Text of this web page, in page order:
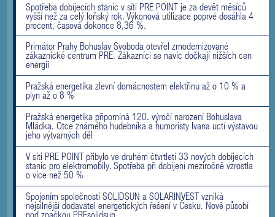
Spotřeba dobíjecích stanic v síti PRE POINT je za devět měsíců
vyšší než za celý loňský rok. Výkonová utilizace poprvé dosáhla 4
procent, časová dokonce 8,36 %.
Primátor Prahy Bohuslav Svoboda otevřel zmodernizované
zákaznické centrum PRE. Zákazníci se navíc dočkají nižších cen
energií
Pražská energetika zlevní domácnostem elektřinu až o 10 % a
plyn až o 8 %
Pražská energetika připomíná 120. výročí narození Bohuslava
Mládka. Otce známého hudebníka a humoristy Ivana uctí výstavou
jeho výtvarných děl
V síti PRE POINT přibylo ve druhém čtvrtletí 33 nových dobíjecích
stanic pro elektromobily. Spotřeba při dobíjení meziročně vzrostla
o více než 50 %
Spojením společností SOLIDSUN a SOLARINVEST vzniká
nejsilnější dodavatel energetických řešení v Česku. Nově působí
pod značkou PREsolidsun